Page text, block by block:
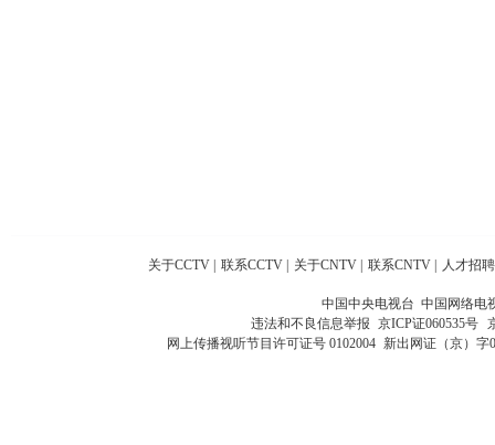
关于CCTV 联系CCTV 关于CNTV 联系CNTV 人才招聘
中国中央电视台 中国网络电
违法和不良信息举报 京ICP证060535号
网上传播视听节目许可证号 0102004 新出网证（京）